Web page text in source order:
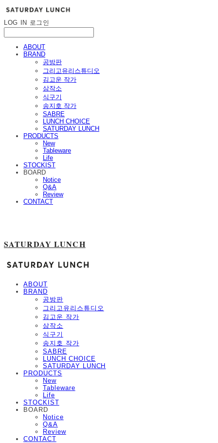
LOG IN 로그인
ABOUT
BRAND
공방판
그리고유리스튜디오
김고운 작가
삼작소
식구기
송지호 작가
SABRE
LUNCH CHOICE
SATURDAY LUNCH
PRODUCTS
New
Tableware
Life
STOCKIST
BOARD
Notice
Q&A
Review
CONTACT
SATURDAY LUNCH
ABOUT
BRAND
공방판
그리고유리스튜디오
김고운 작가
삼작소
식구기
송지호 작가
SABRE
LUNCH CHOICE
SATURDAY LUNCH
PRODUCTS
New
Tableware
Life
STOCKIST
BOARD
Notice
Q&A
Review
CONTACT